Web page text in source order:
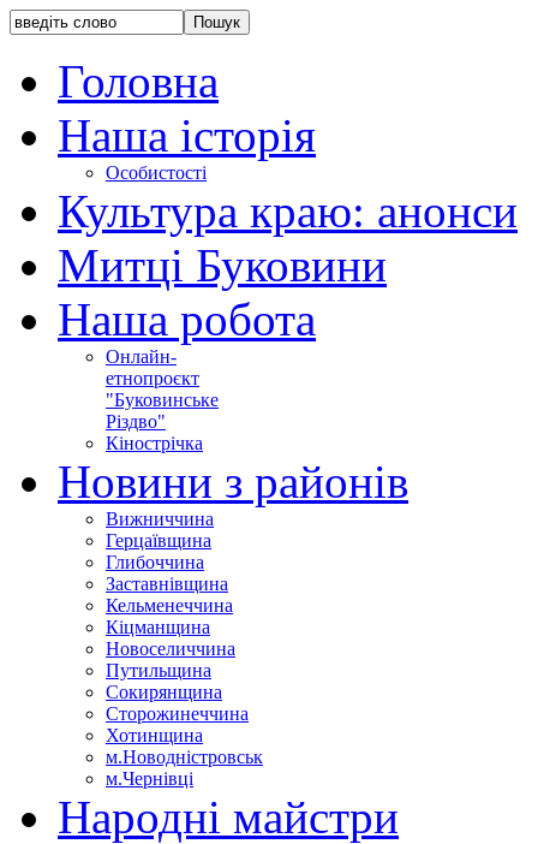
Головна
Наша історія
Особистості
Культура краю: анонси
Митці Буковини
Наша робота
Онлайн-
етнопроєкт
"Буковинське
Різдво"
Кінострічка
Новини з районів
Вижниччина
Герцаївщина
Глибоччина
Заставнівщина
Кельменеччина
Кіцманщина
Новоселиччина
Путильщина
Сокирянщина
Сторожинеччина
Хотинщина
м.Новодністровськ
м.Чернівці
Народні майстри